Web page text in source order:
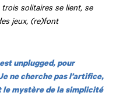
solitaires se lient, se
jeux, (re)font
unplugged, pour
ne cherche pas l’artifice,
mystère de la simplicité